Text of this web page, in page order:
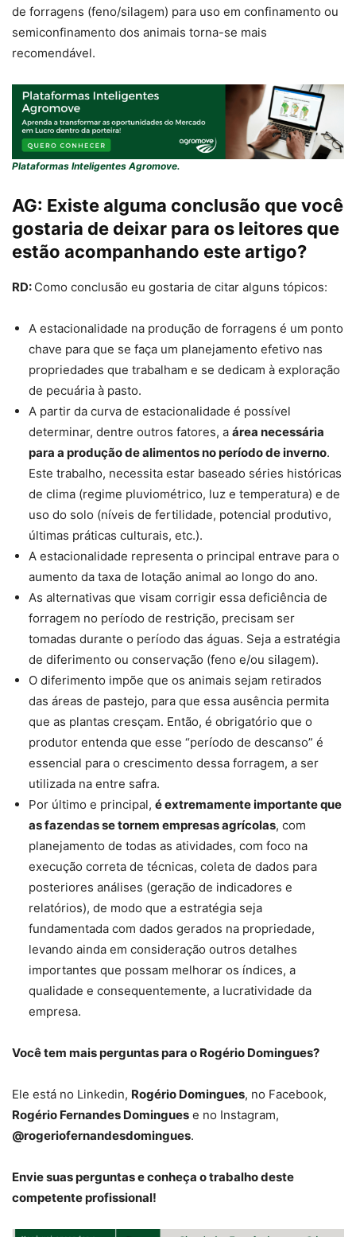
de forragens (feno/silagem) para uso em confinamento ou
semiconfinamento dos animais torna-se mais
recomendável.
Plataformas Inteligentes Agromove.
AG: Existe alguma conclusão que você
gostaria de deixar para os leitores que
estão acompanhando este artigo?
RD: Como conclusão eu gostaria de citar alguns tópicos:
A estacionalidade na produção de forragens é um ponto
chave para que se faça um planejamento efetivo nas
propriedades que trabalham e se dedicam à exploração
de pecuária à pasto.
A partir da curva de estacionalidade é possível
determinar, dentre outros fatores, a área necessária
para a produção de alimentos no período de inverno.
Este trabalho, necessita estar baseado séries históricas
de clima (regime pluviométrico, luz e temperatura) e de
uso do solo (níveis de fertilidade, potencial produtivo,
últimas práticas culturais, etc.).
A estacionalidade representa o principal entrave para o
aumento da taxa de lotação animal ao longo do ano.
As alternativas que visam corrigir essa deficiência de
forragem no período de restrição, precisam ser
tomadas durante o período das águas. Seja a estratégia
de diferimento ou conservação (feno e/ou silagem).
O diferimento impõe que os animais sejam retirados
das áreas de pastejo, para que essa ausência permita
que as plantas cresçam. Então, é obrigatório que o
produtor entenda que esse “período de descanso” é
essencial para o crescimento dessa forragem, a ser
utilizada na entre safra.
Por último e principal, é extremamente importante que
as fazendas se tornem empresas agrícolas, com
planejamento de todas as atividades, com foco na
execução correta de técnicas, coleta de dados para
posteriores análises (geração de indicadores e
relatórios), de modo que a estratégia seja
fundamentada com dados gerados na propriedade,
levando ainda em consideração outros detalhes
importantes que possam melhorar os índices, a
qualidade e consequentemente, a lucratividade da
empresa.
Você tem mais perguntas para o Rogério Domingues?
Ele está no Linkedin, Rogério Domingues, no Facebook,
Rogério Fernandes Domingues e no Instagram,
@rogeriofernandesdomingues.
Envie suas perguntas e conheça o trabalho deste
competente profissional!